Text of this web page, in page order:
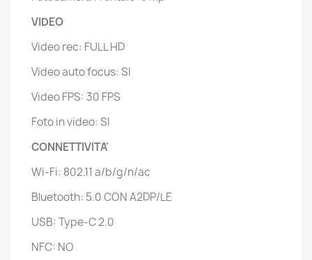
VIDEO
Video rec: FULL HD
Video auto focus: SI
Video FPS: 30 FPS
Foto in video: SI
CONNETTIVITA'
Wi-Fi: 802.11 a/b/g/n/ac
Bluetooth: 5.0 CON A2DP/LE
USB: Type-C 2.0
NFC: NO